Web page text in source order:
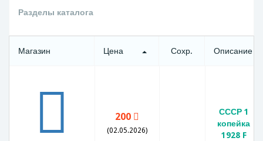
Разделы каталога
Магазин Цена Сохр. Описание
200
(02.05.2026)
СССР 1
копейка
1928 F